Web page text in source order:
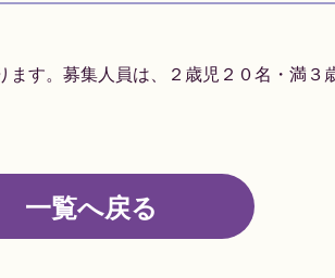
す。募集人員は、２歳児２０名・満
一覧へ戻る